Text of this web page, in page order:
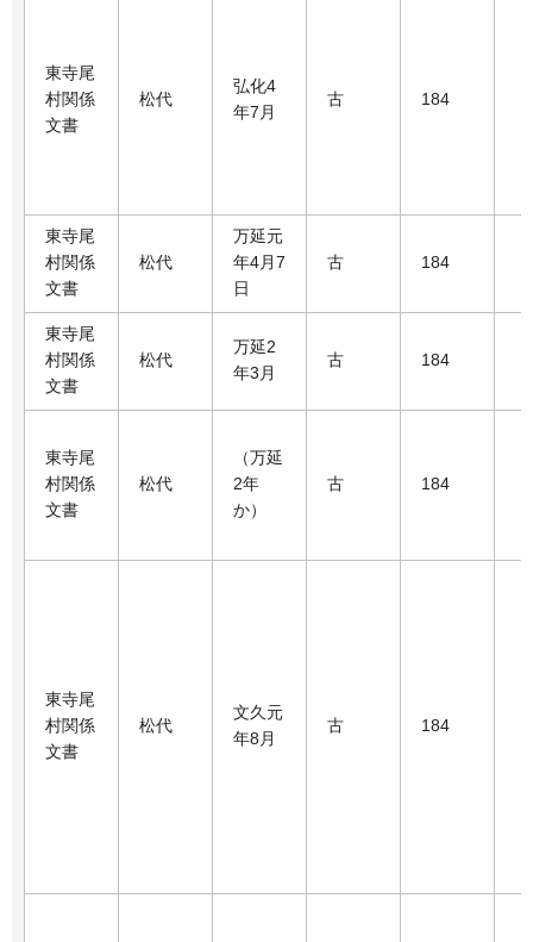
東寺尾
村関係
文書
松代
弘化4
年7月
古 184
東寺尾
村関係
文書
松代
万延元
年4月7
日
古 184
東寺尾
村関係
文書
松代
万延2
年3月
古 184
東寺尾
村関係
文書
松代
（万延
2年
か）
古 184
東寺尾
村関係
文書
松代
文久元
年8月
古 184